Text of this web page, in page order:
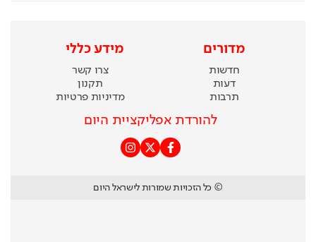
מדורים
חדשות
דעות
תרבות
מידע כללי
צרו קשר
תקנון
מדיניות פרטיות
להורדת אפליקציית היום
© כל הזכויות שמורות לישראל היום